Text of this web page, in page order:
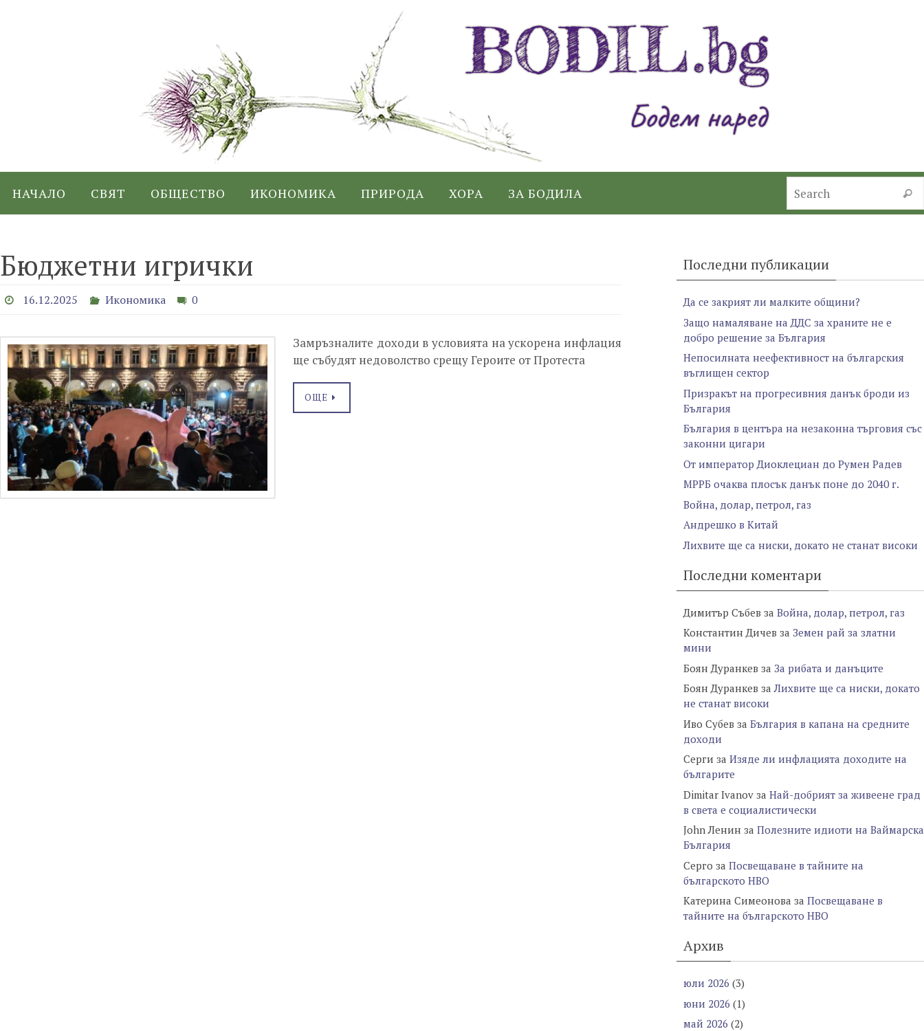
НАЧАЛО СВЯТ ОБЩЕСТВО ИКОНОМИКА ПРИРОДА ХОРА ЗА БОДИЛА
Бюджетни игрички
16.12.2025 Икономика 0
Замръзналите доходи в условията на ускорена инфлация
ще събудят недоволство срещу Героите от Протеста
ОЩЕ
Последни публикации
Да се закрият ли малките общини?
Защо намаляване на ДДС за храните не е
добро решение за България
Непосилната неефективност на българския
въглищен сектор
Призракът на прогресивния данък броди из
България
България в центъра на незаконна търговия със
законни цигари
От император Диоклециан до Румен Радев
МРРБ очаква плосък данък поне до 2040 г.
Война, долар, петрол, газ
Андрешко в Китай
Лихвите ще са ниски, докато не станат високи
Последни коментари
Димитър Събев за Война, долар, петрол, газ
Константин Дичев за Земен рай за златни
мини
Боян Дуранкев за За рибата и данъците
Боян Дуранкев заЛихвите ще са ниски, докато
не станат високи
Иво Субев за България в капана на средните
доходи
Серги за Изяде ли инфлацията доходите на
българите
Dimitar Ivanov за Най-добрият за живеене град
в света е социалистически
John Ленин за Полезните идиоти на Ваймарска
България
Серго за Посвещаване в тайните на
българското НВО
Катерина Симеонова за Посвещаване в
тайните на българското НВО
Архив
юли 2026 (3)
юни 2026 (1)
май 2026 (2)